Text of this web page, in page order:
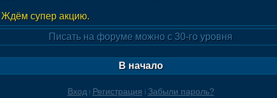
Ждём супер акцию.
Писать на форуме можно с 30-го уровня
В начало
Вход Регистрация
Забыли пароль?